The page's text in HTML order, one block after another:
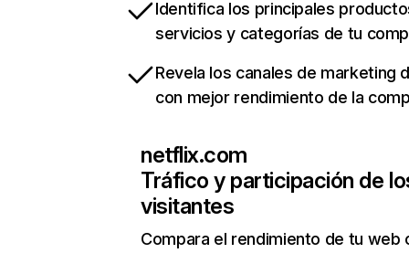
Identifica los principales
servicios y categorías de tu
Revela los canales de marketing
con mejor rendimiento de la
netflix.com
Tráfico y participación de
visitantes
Compara el rendimiento de tu web